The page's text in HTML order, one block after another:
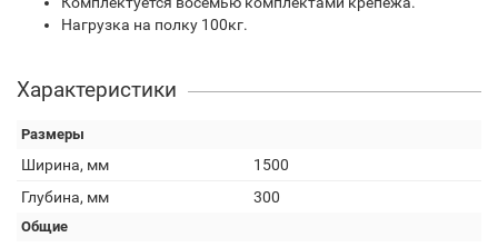
Нагрузка на полку 100кг.
Характеристики
Размеры
Ширина, мм
1500
Глубина, мм
300
Общие